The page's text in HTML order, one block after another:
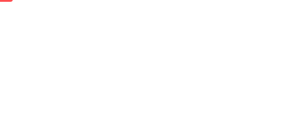
No hasta que él, desesperado, empujó la puerta.